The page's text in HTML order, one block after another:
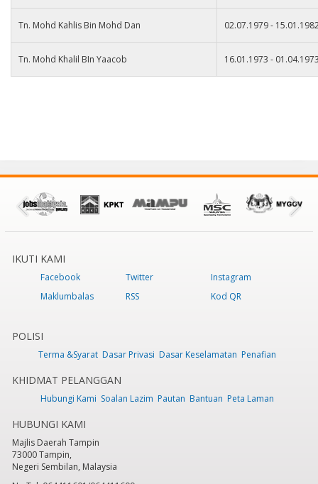
Tn. Mohd Kahlis Bin Mohd Dan 02.07.1979 -
Tn. Mohd Khalil BIn Yaacob 16.01.1973 -
IKUTI KAMI
Facebook Twitter
Instagram
Maklumbalas
RSS Kod QR
POLISI
Terma &Syarat Dasar Privasi Dasar Keselamatan Penafian
KHIDMAT PELANGGAN
Hubungi Kami Soalan Lazim Pautan Bantuan Peta Laman
HUBUNGI KAMI
Majlis Daerah Tampin
73000 Tampin,
Negeri Sembilan, Malaysia